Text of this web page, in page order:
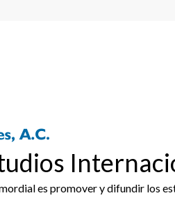
es promover y difundir los